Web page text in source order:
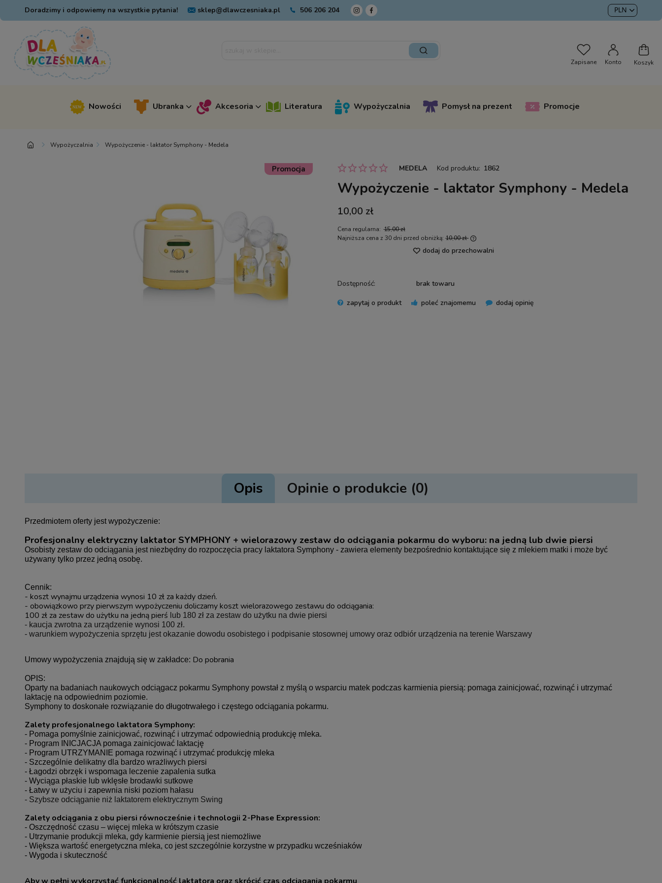
Doradzimy i odpowiemy na wszystkie pytania! sklep@dlawczesniaka.pl 506 206 204
Nowości Ubranka Akcesoria Literatura Wypożyczalnia Pomysł na prezent Promocje
Wypożyczalnia Wypożyczenie - laktator Symphony - Medela
Promocja MEDELA Kod produktu: 1862
Wypożyczenie - laktator Symphony - Medela
10,00 zł
Cena regularna: 15,00 zł
Najniższa cena z 30 dni przed obniżką:10,00 zł
momentu, kiedy produkt pojawił się w
sprzedaży.
dodaj do przechowalni
Dostępność: brak towaru
zapytaj o produkt poleć znajomemu dodaj opinię
Opis Opinie o produkcie (0)
Przedmiotem oferty jest wypożyczenie:
Profesjonalny elektryczny laktator SYMPHONY + wielorazowy zestaw do odciągania pokarmu do wyboru: na jedną lub dwie piersi
Osobisty zestaw do odciągania jest niezbędny do rozpoczęcia pracy laktatora Symphony - zawiera elementy bezpośrednio kontaktujące się z mlekiem matki i może być
używany tylko przez jedną osobę.
Cennik:
- koszt wynajmu urządzenia wynosi 10 zł za każdy dzień.
- obowiązkowo przy pierwszym wypożyczeniu doliczamy koszt wielorazowego zestawu do odciągania:
100 zł za zestaw do użytku na jedną pierś lub 180 zł za zestaw do użytku na dwie piersi
- kaucja zwrotna za urządzenie wynosi 100 zł.
- warunkiem wypożyczenia sprzętu jest okazanie dowodu osobistego i podpisanie stosownej umowy oraz odbiór urządzenia na terenie Warszawy
Umowy wypożyczenia znajdują się w zakładce: Do pobrania
OPIS:
Oparty na badaniach naukowych odciągacz pokarmu Symphony powstał z myślą o wsparciu matek podczas karmienia piersią: pomaga zainicjować, rozwinąć i utrzymać
laktację na odpowiednim poziomie.
Symphony to doskonałe rozwiązanie do długotrwałego i częstego odciągania pokarmu.
Zalety profesjonalnego laktatora Symphony:
- Pomaga pomyślnie zainicjować, rozwinąć i utrzymać odpowiednią produkcję mleka.
- Program INICJACJA pomaga zainicjować laktację
- Program UTRZYMANIE pomaga rozwinąć i utrzymać produkcję mleka
- Szczególnie delikatny dla bardzo wrażliwych piersi
- Łagodzi obrzęk i wspomaga leczenie zapalenia sutka
- Wyciąga płaskie lub wklęsłe brodawki sutkowe
- Łatwy w użyciu i zapewnia niski poziom hałasu
- Szybsze odciąganie niż laktatorem elektrycznym Swing
Zalety odciągania z obu piersi równocześnie i technologii 2-Phase Expression:
- Oszczędność czasu – więcej mleka w krótszym czasie
- Utrzymanie produkcji mleka, gdy karmienie piersią jest niemożliwe
- Większa wartość energetyczna mleka, co jest szczególnie korzystne w przypadku wcześniaków
- Wygoda i skuteczność